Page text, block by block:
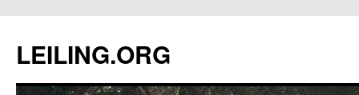
文
LEILING.ORG